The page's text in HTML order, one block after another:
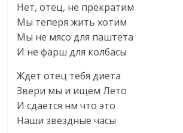
Нет, отец, не прекратим
Мы теперя жить хотим
Мы не мясо для паштета
И не фарш для колбасы
Ждет отец тебя диета
Звери мы и ищем Лето
И сдается нм что это
Наши звездные часы